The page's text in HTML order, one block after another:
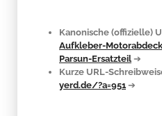
Kanonische (offizielle)
Aufkleber-
Parsun-Ersatzteil ➔
Kurze URL-
yerd.de/?a=951 ➔